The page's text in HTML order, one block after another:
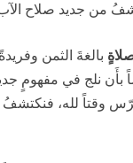
من جديد صلاح
بالغةَ الثمن
بأَن نلج في مفهومٍ
وقتاً لله، فنكتشفُ